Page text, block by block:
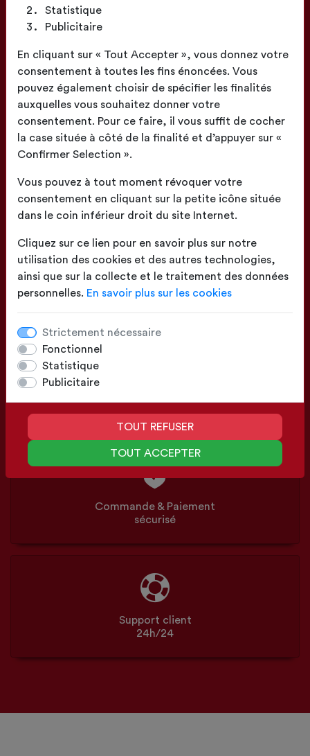
Statistique
Publicitaire
En cliquant sur « Tout Accepter », vous donnez votre
consentement à toutes les fins énoncées. Vous
pouvez également choisir de spécifier les finalités
auxquelles vous souhaitez donner votre
consentement. Pour ce faire, il vous suffit de cocher
la case située à côté de la finalité et d’appuyer sur «
Confirmer Selection ».
Vous pouvez à tout moment révoquer votre
consentement en cliquant sur la petite icône située
dans le coin inférieur droit du site Internet.
Cliquez sur ce lien pour en savoir plus sur notre
utilisation des cookies et des autres technologies,
ainsi que sur la collecte et le traitement des données
personnelles. En savoir plus sur les cookies
Strictement nécessaire
Fonctionnel
Statistique
Publicitaire
TOUT REFUSER
TOUT ACCEPTER
Fabrication
Française
proche de chez vous
Livraison
sur toute la France
Sur mesure ou Standards
Commande & Paiement
sécurisé
Support client
24h/24